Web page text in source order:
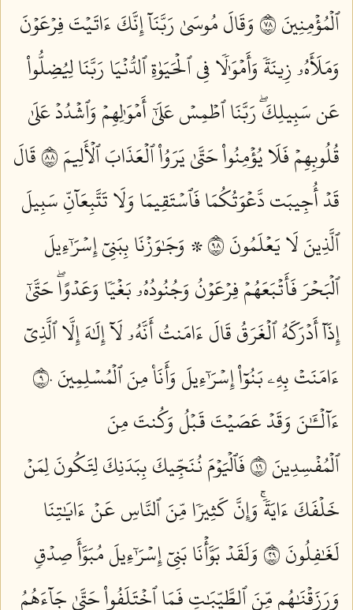
ٱلۡمُؤۡمِنِينَ ٨٧
وَقَالَ مُوسَىٰ رَبَّنَآ إِنَّكَ ءَاتَيۡتَ فِرۡعَوۡنَ
وَمَلَأَهُۥ زِينَةٗ وَأَمۡوَٰلٗا فِي ٱلۡحَيَوٰةِ ٱلدُّنۡيَا رَبَّنَا لِيُضِلُّواْ
عَن سَبِيلِكَۖ رَبَّنَا ٱطۡمِسۡ عَلَىٰٓ أَمۡوَٰلِهِمۡ وَٱشۡدُدۡ عَلَىٰ
قُلُوبِهِمۡ فَلَا يُؤۡمِنُواْ حَتَّىٰ يَرَوُاْ ٱلۡعَذَابَ ٱلۡأَلِيمَ ٨٨
قَالَ
قَدۡ أُجِيبَت دَّعۡوَتُكُمَا فَٱسۡتَقِيمَا وَلَا تَتَّبِعَآنِّ سَبِيلَ
ٱلَّذِينَ لَا يَعۡلَمُونَ ٨٩
۞ وَجَٰوَزۡنَا بِبَنِيٓ إِسۡرَٰٓءِيلَ
ٱلۡبَحۡرَ فَأَتۡبَعَهُمۡ فِرۡعَوۡنُ وَجُنُودُهُۥ بَغۡيٗا وَعَدۡوًاۖ حَتَّىٰٓ
إِذَآ أَدۡرَكَهُ ٱلۡغَرَقُ قَالَ ءَامَنتُ أَنَّهُۥ لَآ إِلَٰهَ إِلَّا ٱلَّذِيٓ
ءَامَنَتۡ بِهِۦ بَنُوٓاْ إِسۡرَٰٓءِيلَ وَأَنَا۠ مِنَ ٱلۡمُسۡلِمِينَ ٩٠
ءَآلۡـَٰٔنَ وَقَدۡ عَصَيۡتَ قَبۡلُ وَكُنتَ مِنَ
ٱلۡمُفۡسِدِينَ ٩١
فَٱلۡيَوۡمَ نُنَجِّيكَ بِبَدَنِكَ لِتَكُونَ لِمَنۡ
خَلۡفَكَ ءَايَةٗۚ وَإِنَّ كَثِيرٗا مِّنَ ٱلنَّاسِ عَنۡ ءَايَٰتِنَا
لَغَٰفِلُونَ ٩٢
وَلَقَدۡ بَوَّأۡنَا بَنِيٓ إِسۡرَٰٓءِيلَ مُبَوَّأَ صِدۡقٖ
وَرَزَقۡنَٰهُم مِّنَ ٱلطَّيِّبَٰتِ فَمَا ٱخۡتَلَفُواْ حَتَّىٰ جَآءَهُمُ